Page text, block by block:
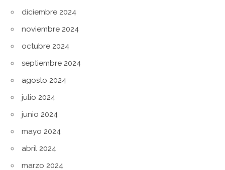
diciembre 2024
noviembre 2024
octubre 2024
septiembre 2024
agosto 2024
julio 2024
junio 2024
mayo 2024
abril 2024
marzo 2024